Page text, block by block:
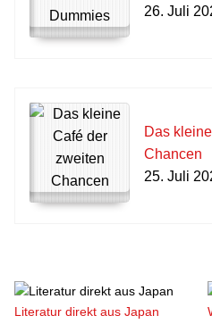
26. Juli
Das
Chancen
25. Juli
Literatur direkt aus Japan